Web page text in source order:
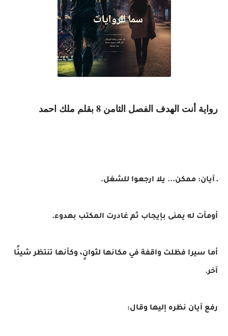
رواية أنت الهدف الفصل الثامن 8 بقلم ملك احمد
ـ آيان: ممكن... يلا ارجعوا للشغل.
أومأت له يمنى بإيجاب ثم غادرت المكتب بهدوء.
أما سيرا فظلت واقفة في مكانها لثوانٍ، وكأنها تنتظر شيئًا
آخر.
رفع آيان نظره إليها وقال: